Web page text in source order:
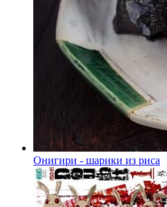
Онигири - шарики из риса